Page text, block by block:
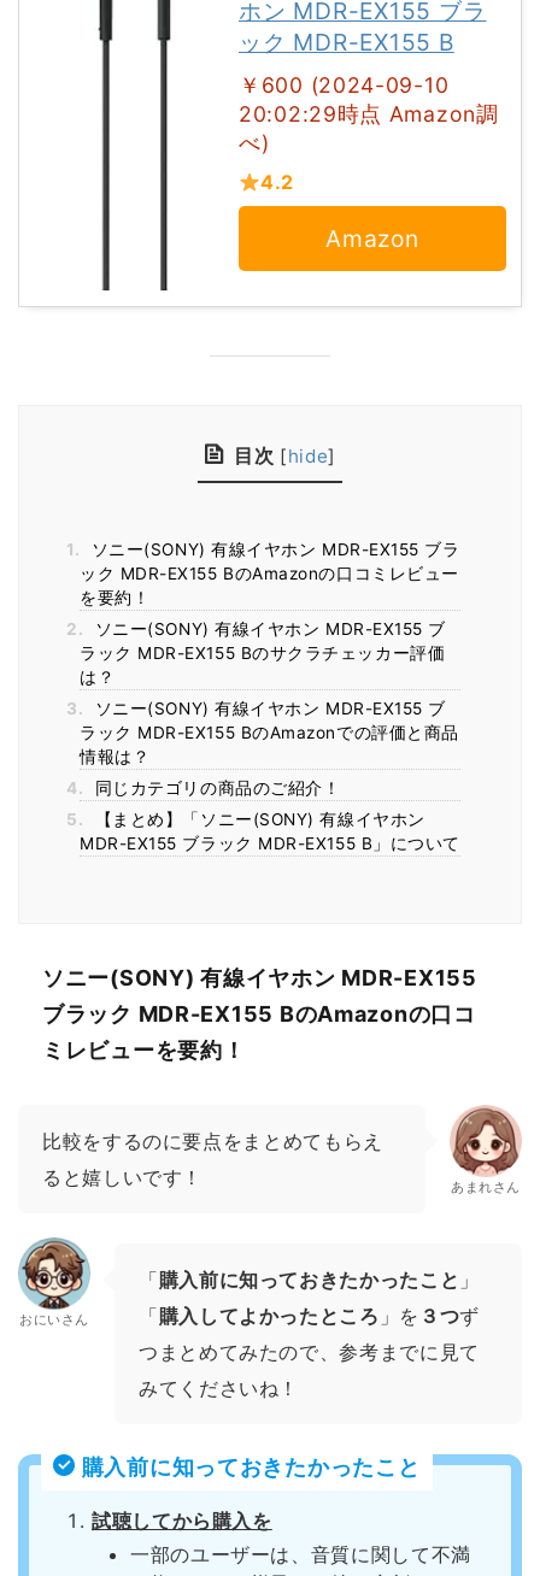
ホン MDR-EX155 ブラ
ック MDR-EX155 B
￥600 (2024-09-10
20:02:29時点 Amazon調
べ)
4.2
Amazon
目次 [hide]
1.
ソニー(SONY) 有線イヤホン MDR-EX155 ブラ
ック MDR-EX155 BのAmazonの口コミレビュー
を要約！
2.
ソニー(SONY) 有線イヤホン MDR-EX155 ブ
ラック MDR-EX155 Bのサクラチェッカー評価
は？
3.
ソニー(SONY) 有線イヤホン MDR-EX155 ブ
ラック MDR-EX155 BのAmazonでの評価と商品
情報は？
4.
同じカテゴリの商品のご紹介！
5.
【まとめ】「ソニー(SONY) 有線イヤホン
MDR-EX155 ブラック MDR-EX155 B」について
ソニー(SONY) 有線イヤホン MDR-EX155
ブラック MDR-EX155 BのAmazonの口コ
ミレビューを要約！
比較をするのに要点をまとめてもらえ
ると嬉しいです！
あまれさん
おにいさん
「購入前に知っておきたかったこと 」
「購入してよかったところ 」を ３つず
つまとめてみたので、参考までに見て
みてくださいね！
購入前に知っておきたかったこと
試聴してから購入を
一部のユーザーは、音質に関して不満